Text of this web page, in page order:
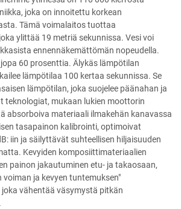
joka on innoitettu korkean
Tämä voimalaitos tuottaa
ylittää 19 metriä sekunnissa. Vesi voi
ennennäkemättömän nopeudella.
60 prosenttia. Älykäs lämpötilan
lämpötilaa 100 kertaa sekunnissa. Se
lämpötilan, joka suojelee päänahan ja
teknologiat, mukaan lukien moottorin
absorboiva materiaali ilmakehän kanavassa
tasapainon kalibrointi, optimoivat
iin ja säilyttävät suhteellisen hiljaisuuden
Kevyiden komposiittimateriaalien
painon jakautuminen etu- ja takaosaan,
ja kevyen tuntemuksen"
vähentää väsymystä pitkän